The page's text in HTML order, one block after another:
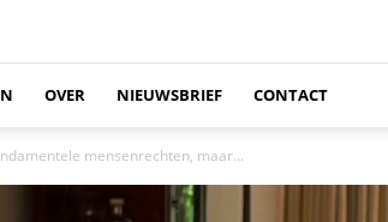
OVER NIEUWSBRIEF CONTACT
mensenrechten, maar...